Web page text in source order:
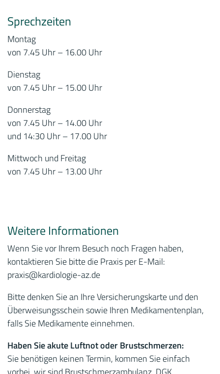
Sprechzeiten
Montag
von 7.45 Uhr – 16.00 Uhr
Dienstag
von 7.45 Uhr – 15.00 Uhr
Donnerstag
von 7.45 Uhr – 14.00 Uhr
und 14:30 Uhr – 17.00 Uhr
Mittwoch und Freitag
von 7.45 Uhr – 13.00 Uhr
Weitere Informationen
Wenn Sie vor Ihrem Besuch noch Fragen haben,
kontaktieren Sie bitte die Praxis per E-Mail:
praxis@kardiologie-az.de
Bitte denken Sie an Ihre Versicherungskarte und den
Überweisungsschein sowie Ihren Medikamentenplan,
falls Sie Medikamente einnehmen.
Haben Sie akute Luftnot oder Brustschmerzen:
Sie benötigen keinen Termin, kommen Sie einfach